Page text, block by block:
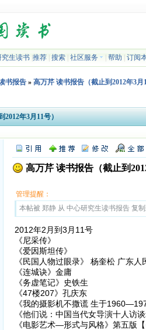
究生读书| 推荐| 搜索| 社区服务 帮助 订阅
书报告» 高万芹 读书报告（截止到2012年3月
年3月11号）
高万芹 读书报告（截止到
管理提醒：
本帖被 郑静 从 中心研究生读书报告 复
2012年2月到3月11号
《尼采传》
《爱因斯坦传》
《民国人物过眼录》 杨奎松 广东人
《连城诀》金庸
《务虚笔记》史铁生
《47楼207》孔庆东
《我的摄影机不撒谎 生于
《他们说：中国当代女导演十人访
《电影艺术—形式与风格》第五版